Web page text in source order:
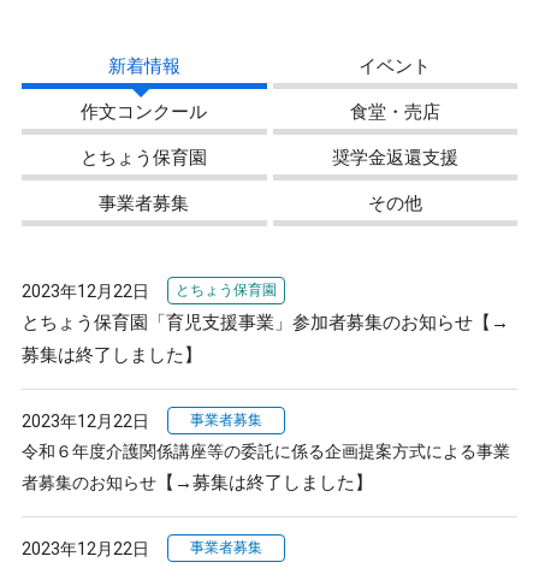
新着情報 イベント
作文コンクール 食堂・売店
とちょう保育園 奨学金返還支援
事業者募集 その他
2023年12月22日 とちょう保育園
とちょう保育園「育児支援事業」参加者募集のお知らせ【→
募集は終了しました】
2023年12月22日 事業者募集
令和６年度介護関係講座等の委託に係る企画提案方式による事業
者募集のお知らせ【→募集は終了しました】
2023年12月22日 事業者募集